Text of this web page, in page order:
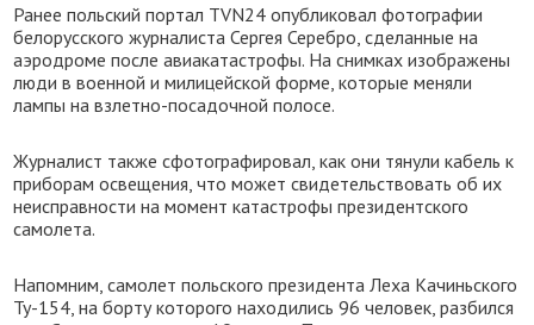
Ранее польский портал TVN24 опубликовал фотографии
белорусского журналиста Сергея Серебро, сделанные на
аэродроме после авиакатастрофы. На снимках изображены
люди в военной и милицейской форме, которые меняли
лампы на взлетно-посадочной полосе.
Журналист также сфотографировал, как они тянули кабель к
приборам освещения, что может свидетельствовать об их
неисправности на момент катастрофы президентского
самолета.
Напомним, самолет польского президента Леха Качиньского
Ту-154, на борту которого находились 96 человек, разбился